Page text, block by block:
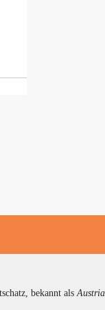
bekannt als